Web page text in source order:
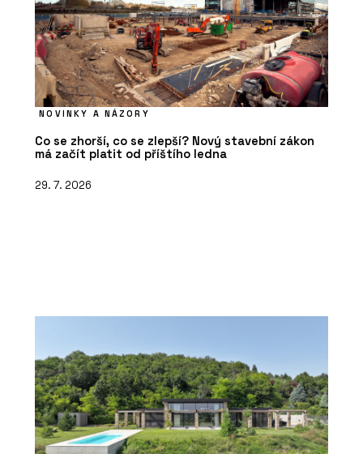
NOVINKY A NÁZORY
Co se zhorší, co se zlepší? Nový stavební zákon
má začít platit od příštího ledna
29. 7. 2026